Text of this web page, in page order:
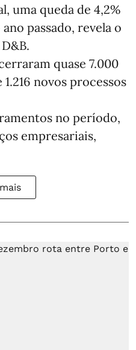
uma queda de 4,2%
passado, revela o
quase 7.000
novos processos
no período,
empresariais,